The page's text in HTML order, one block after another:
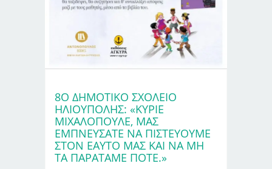
8Ο ΔΗΜΟΤΙΚΌ ΣΧΟΛΕΊΟ
ΗΛΙΟΎΠΟΛΗΣ: «ΚΎΡΙΕ
ΜΙΧΑΛΌΠΟΥΛΕ, ΜΑΣ
ΕΜΠΝΕΎΣΑΤΕ ΝΑ ΠΙΣΤΕΎΟΥΜΕ
ΣΤΟΝ ΕΑΥΤΌ ΜΑΣ ΚΑΙ ΝΑ ΜΗ
ΤΑ ΠΑΡΑΤΆΜΕ ΠΟΤΈ.»